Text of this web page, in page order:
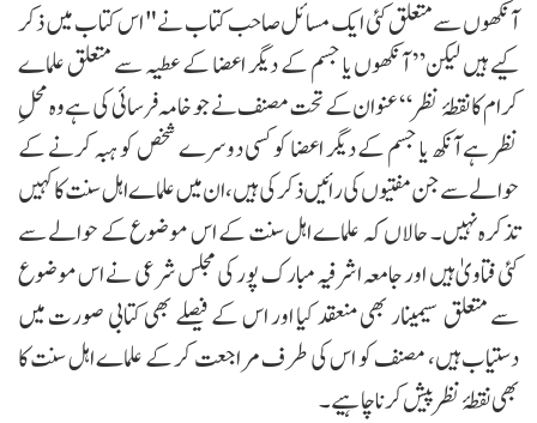
آنکھوں سے متعلق کئی ایک مسائل صاحب کتاب نے " اس کتاب میں ذکر
کیے ہیں لیکن” آنکھوں یا جسم کے دیگر اعضا کے عطیہ سے متعلق علماے
کرام کا نقطۂ نظر“ عنوان کے تحت مصنف نے جو خامہ فرسائی کی ہے وہ محلِ
نظر ہے آنکھ یا جسم کے دیگر اعضا کو کسی دوسرے شخص کو ہبہ کرنے کے
حوالے سے جن مفتیوں کی رائیں ذکر کی ہیں، ان میں علماے اہل سنت کا کہیں
تذکرہ نہیں۔ حالاں کہ علماے اہل سنت کے اس موضوع کے حوالے سے
کئی فتاویٰ ہیں اور جامعہ اشرفیہ مبارک پور کی مجلس شرعی نے اس موضوع
سے متعلق سیمینار بھی منعقد کیا اور اس کے فیصلے بھی کتابی صورت میں
دستیاب ہیں، مصنف کو اس کی طرف مراجعت کر کے علماے اہل سنت کا
بھی نقطۂ نظر پیش کرنا چاہیے۔